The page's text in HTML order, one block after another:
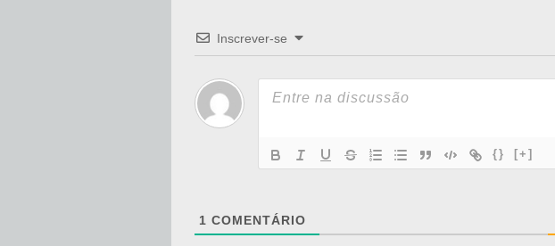
Inscrever-se
{} [+]
1 COMENTÁRIO